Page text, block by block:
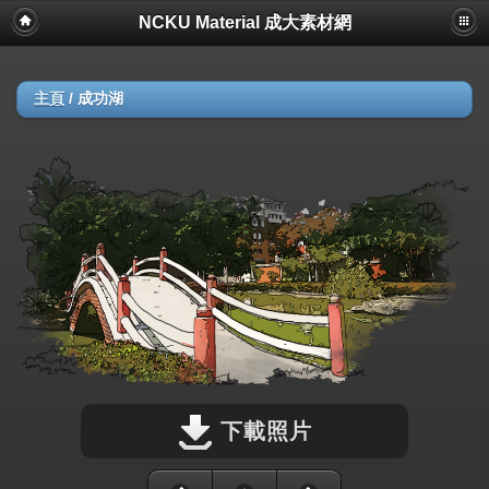
NCKU Material 成大素材網
主頁 / 成功湖
下載照片